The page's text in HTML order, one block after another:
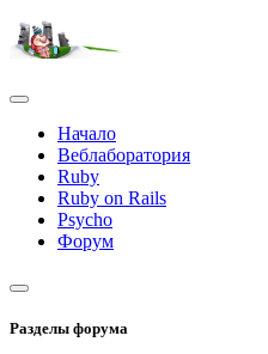
Начало
Веблаборатория
Ruby
Ruby on Rails
Psycho
Форум
Разделы форума